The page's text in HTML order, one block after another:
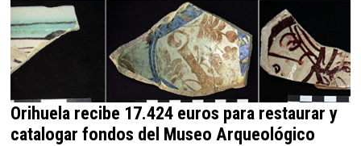
Orihuela recibe 17.424 euros para restaurar y
catalogar fondos del Museo Arqueológico